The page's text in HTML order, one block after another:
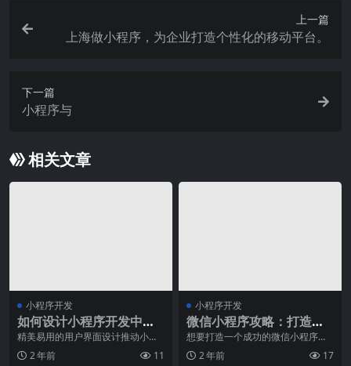
上一篇
上海做小程序，为企业打造个性化的移动平台。
下一篇
小程序与
相关文章
小程序开发
如何设计小程序开发中的
用户界面
精美易用的用户界面设计推动小程
序开发蓬勃发展如今，小程序已经
成为互联网行业中备受
2 年前 11
小程序开发
微信小程序攻略：打造热
门小程序的秘诀
想要打造一个成功的微信小程序并
不容易，但也不是无法实现。在这
篇文章中，我将分享一
2 年前 17